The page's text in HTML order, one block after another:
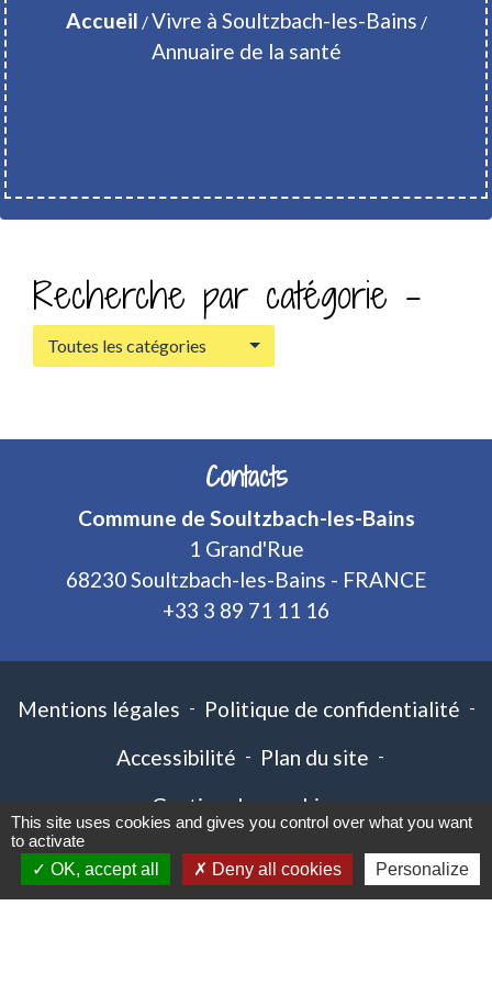
Accueil /Vivre à Soultzbach-les-Bains /
Annuaire de la santé
Recherche par catégorie -
Toutes les catégories
Contacts
Commune de Soultzbach-les-Bains
1 Grand'Rue
68230 Soultzbach-les-Bains - FRANCE
+33 3 89 71 11 16
Mentions légales - Politique de confidentialité -
Accessibilité - Plan du site -
Gestion des cookies
This site uses cookies and gives you control over what you want
to activate
OK, accept all
Deny all cookies Personalize